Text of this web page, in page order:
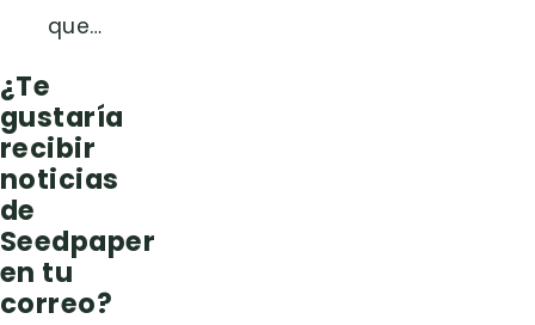
que…
¿Te
gustaría
recibir
noticias
de
Seedpaper
en tu
correo?